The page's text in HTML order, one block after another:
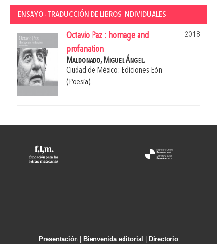
ENSAYO - TRADUCCIÓN DE LIBROS INDIVIDUALES
Octavio Paz : homage and
profanation
2018
Maldonado, Miguel Ángel.
Ciudad de México: Ediciones Eón
(Poesía).
Presentación Bienvenida editorial
Directorio